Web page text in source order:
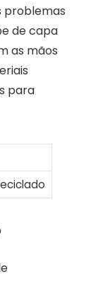
problemas
de capa
as mãos
para